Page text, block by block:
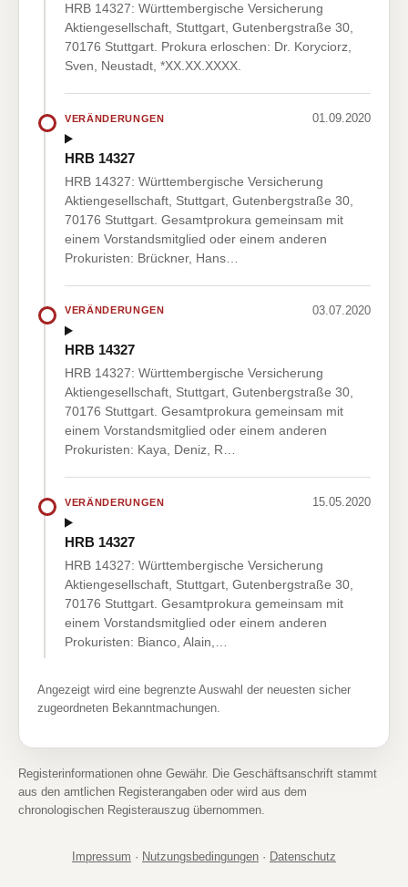
HRB 14327: Württembergische Versicherung
Aktiengesellschaft, Stuttgart, Gutenbergstraße 30,
70176 Stuttgart. Prokura erloschen: Dr. Koryciorz,
Sven, Neustadt, *XX.XX.XXXX.
VERÄNDERUNGEN 01.09.2020
HRB 14327
HRB 14327: Württembergische Versicherung
Aktiengesellschaft, Stuttgart, Gutenbergstraße 30,
70176 Stuttgart. Gesamtprokura gemeinsam mit
einem Vorstandsmitglied oder einem anderen
Prokuristen: Brückner, Hans…
VERÄNDERUNGEN 03.07.2020
HRB 14327
HRB 14327: Württembergische Versicherung
Aktiengesellschaft, Stuttgart, Gutenbergstraße 30,
70176 Stuttgart. Gesamtprokura gemeinsam mit
einem Vorstandsmitglied oder einem anderen
Prokuristen: Kaya, Deniz, R…
VERÄNDERUNGEN 15.05.2020
HRB 14327
HRB 14327: Württembergische Versicherung
Aktiengesellschaft, Stuttgart, Gutenbergstraße 30,
70176 Stuttgart. Gesamtprokura gemeinsam mit
einem Vorstandsmitglied oder einem anderen
Prokuristen: Bianco, Alain,…
Angezeigt wird eine begrenzte Auswahl der neuesten sicher
zugeordneten Bekanntmachungen.
Registerinformationen ohne Gewähr. Die Geschäftsanschrift stammt
aus den amtlichen Registerangaben oder wird aus dem
chronologischen Registerauszug übernommen.
Impressum · Nutzungsbedingungen · Datenschutz